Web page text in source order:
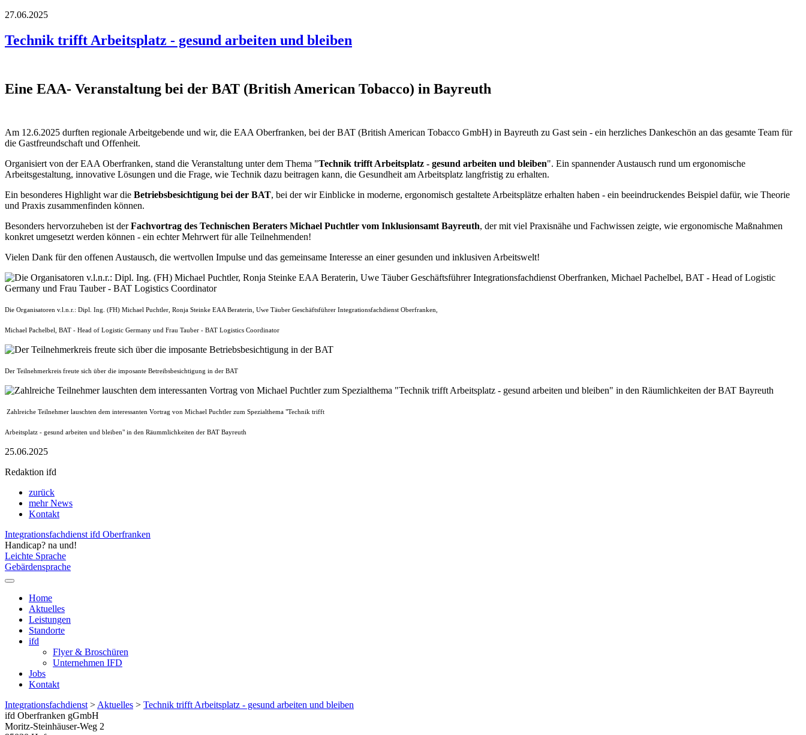
27.06.2025
Technik trifft Arbeitsplatz - gesund arbeiten und bleiben
Eine EAA- Veranstaltung bei der BAT (British American Tobacco) in Bayreuth
Am 12.6.2025 durften regionale Arbeitgebende und wir, die EAA Oberfranken, bei der BAT (British American Tobacco GmbH) in Bayreuth zu Gast sein - ein herzliches Dankeschön an das gesamte Team für
die Gastfreundschaft und Offenheit.
Organisiert von der EAA Oberfranken, stand die Veranstaltung unter dem Thema "Technik trifft Arbeitsplatz - gesund arbeiten und bleiben". Ein spannender Austausch rund um ergonomische
Arbeitsgestaltung, innovative Lösungen und die Frage, wie Technik dazu beitragen kann, die Gesundheit am Arbeitsplatz langfristig zu erhalten.
Ein besonderes Highlight war die Betriebsbesichtigung bei der BAT, bei der wir Einblicke in moderne, ergonomisch gestaltete Arbeitsplätze erhalten haben - ein beeindruckendes Beispiel dafür, wie Theorie
und Praxis zusammenfinden können.
Besonders hervorzuheben ist derFachvortrag des Technischen Beraters Michael Puchtler vom Inklusionsamt Bayreuth, der mit viel Praxisnähe und Fachwissen zeigte, wie ergonomische Maßnahmen
konkret umgesetzt werden können - ein echter Mehrwert für alle Teilnehmenden!
Vielen Dank für den offenen Austausch, die wertvollen Impulse und das gemeinsame Interesse an einer gesunden und inklusiven Arbeitswelt!
Die Organisatoren v.l.n.r.: Dipl. Ing. (FH) Michael Puchtler, Ronja Steinke EAA Beraterin, Uwe Täuber Geschäftsführer Integrationsfachdienst Oberfranken,
Michael Pachelbel, BAT - Head of Logistic Germany und Frau Tauber - BAT Logistics Coordinator
Der Teilnehmerkreis freute sich über die imposante Betreibsbesichtigung in der BAT
Zahlreiche Teilnehmer lauschten dem interessanten Vortrag von Michael Puchtler zum Spezialthema "Technik trifft
Arbeitsplatz - gesund arbeiten und bleiben" in den Räummlichkeiten der BAT Bayreuth
25.06.2025
Redaktion ifd
zurück
mehr News
Kontakt
Integrationsfachdienst ifd Oberfranken
Handicap? na und!
Leichte Sprache
Gebärdensprache
Home
Aktuelles
Leistungen
Standorte
ifd
Flyer & Broschüren
Unternehmen IFD
Jobs
Kontakt
Integrationsfachdienst > Aktuelles > Technik trifft Arbeitsplatz - gesund arbeiten und bleiben
ifd Oberfranken gGmbH
Moritz-Steinhäuser-Weg 2